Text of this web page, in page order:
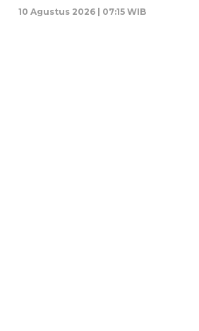
10 Agustus 2026 | 07:15 WIB